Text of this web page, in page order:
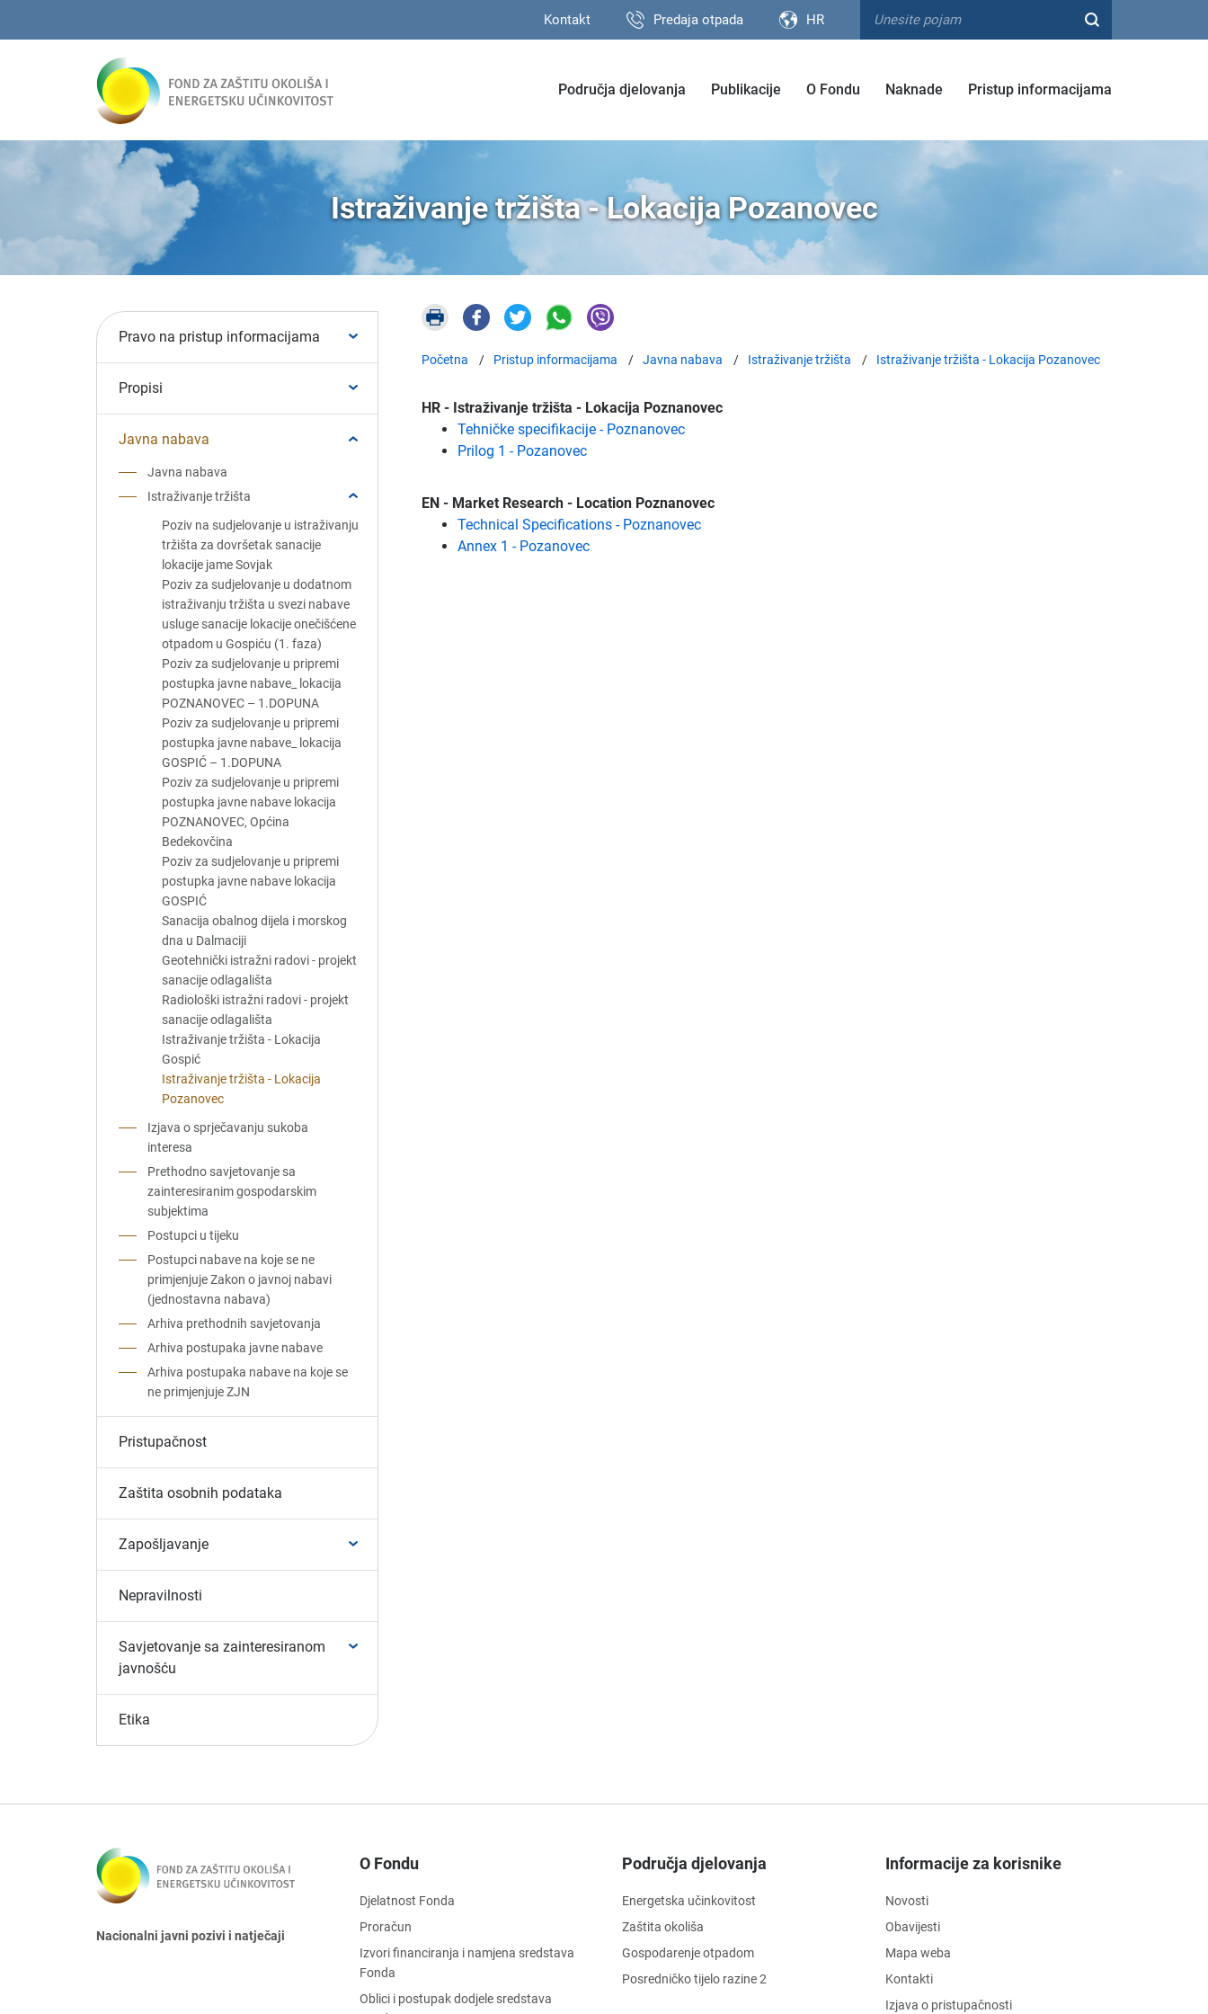
Kontakt Predaja otpada HR
Područja djelovanja Publikacije O Fondu Naknade Pristup informacijama
Istraživanje tržišta - Lokacija Pozanovec
Pravo na pristup informacijama
Propisi
Javna nabava
Javna nabava
Istraživanje tržišta
Poziv na sudjelovanje u istraživanju
tržišta za dovršetak sanacije
lokacije jame Sovjak
Poziv za sudjelovanje u dodatnom
istraživanju tržišta u svezi nabave
usluge sanacije lokacije onečišćene
otpadom u Gospiću (1. faza)
Poziv za sudjelovanje u pripremi
postupka javne nabave_ lokacija
POZNANOVEC – 1.DOPUNA
Poziv za sudjelovanje u pripremi
postupka javne nabave_ lokacija
GOSPIĆ – 1.DOPUNA
Poziv za sudjelovanje u pripremi
postupka javne nabave lokacija
POZNANOVEC, Općina
Bedekovčina
Poziv za sudjelovanje u pripremi
postupka javne nabave lokacija
GOSPIĆ
Sanacija obalnog dijela i morskog
dna u Dalmaciji
Geotehnički istražni radovi - projekt
sanacije odlagališta
Radiološki istražni radovi - projekt
sanacije odlagališta
Istraživanje tržišta - Lokacija
Gospić
Istraživanje tržišta - Lokacija
Pozanovec
Izjava o sprječavanju sukoba
interesa
Prethodno savjetovanje sa
zainteresiranim gospodarskim
subjektima
Postupci u tijeku
Postupci nabave na koje se ne
primjenjuje Zakon o javnoj nabavi
(jednostavna nabava)
Arhiva prethodnih savjetovanja
Arhiva postupaka javne nabave
Arhiva postupaka nabave na koje se
ne primjenjuje ZJN
Pristupačnost
Zaštita osobnih podataka
Zapošljavanje
Nepravilnosti
Savjetovanje sa zainteresiranom
javnošću
Etika
Početna Pristup informacijama Javna nabava Istraživanje tržišta Istraživanje tržišta - Lokacija Pozanovec
HR - Istraživanje tržišta - Lokacija Poznanovec
Tehničke specifikacije - Poznanovec
Prilog 1 - Pozanovec
EN - Market Research - Location Poznanovec
Technical Specifications - Poznanovec
Annex 1 - Pozanovec
Nacionalni javni pozivi i natječaji
O Fondu
Djelatnost Fonda
Proračun
Izvori financiranja i namjena sredstava
Fonda
Oblici i postupak dodjele sredstava
Područja djelovanja
Energetska učinkovitost
Zaštita okoliša
Gospodarenje otpadom
Posredničko tijelo razine 2
Informacije za korisnike
Novosti
Obavijesti
Mapa weba
Kontakti
Izjava o pristupačnosti